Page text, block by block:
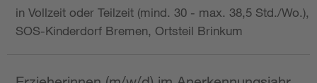
in Vollzeit oder Teilzeit (mind. 30 - max. 38,5 Std./Wo.),
SOS-Kinderdorf Bremen, Ortsteil Brinkum